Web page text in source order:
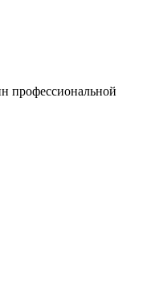
профессиональной